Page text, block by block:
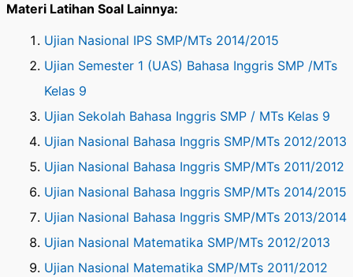
Materi Latihan Soal Lainnya:
Ujian Nasional IPS SMP/MTs 2014/2015
Ujian Semester 1 (UAS) Bahasa Inggris SMP /MTs
Kelas 9
Ujian Sekolah Bahasa Inggris SMP / MTs Kelas 9
Ujian Nasional Bahasa Inggris SMP/MTs 2012/2013
Ujian Nasional Bahasa Inggris SMP/MTs 2011/2012
Ujian Nasional Bahasa Inggris SMP/MTs 2014/2015
Ujian Nasional Bahasa Inggris SMP/MTs 2013/2014
Ujian Nasional Matematika SMP/MTs 2012/2013
Ujian Nasional Matematika SMP/MTs 2011/2012